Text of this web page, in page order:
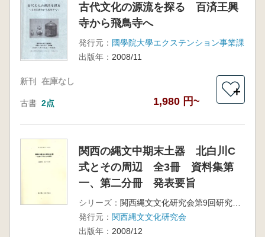
古代文化の源流を探る 百済王興
寺から飛鳥寺へ
発行元： 國學院大學エクステンション事業課
出版年： 2008/11
新刊 在庫なし
古書 2点 1,980 円~
＋
関西の縄文中期末土器 北白川C
式とその周辺 全3冊 資料集第
一、第二分冊 発表要旨
シリーズ：
関西縄文文化研究会第9回研究集会
発行元： 関西縄文文化研究会
出版年： 2008/12